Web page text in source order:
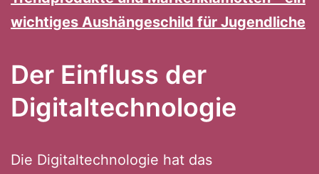
wichtiges Aushängeschild für Jugendliche
Der Einfluss der
Digitaltechnologie
Die Digitaltechnologie hat das